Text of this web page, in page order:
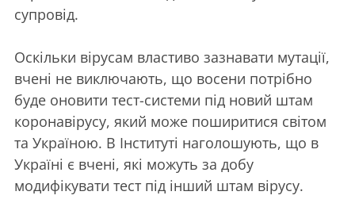
супровід.
Оскільки вірусам властиво зазнавати мутації,
вчені не виключають, що восени потрібно
буде оновити тест-системи під новий штам
коронавірусу, який може поширитися світом
та Україною. В Інституті наголошують, що в
Україні є вчені, які можуть за добу
модифікувати тест під інший штам вірусу.